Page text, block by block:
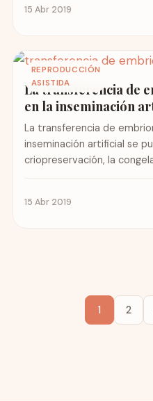
15 Abr 2019
REPRODUCCIÓN
ASISTIDA
La transferencia de
en la inseminación
La transferencia de
inseminación artificial se
criopreservación, la
15 Abr 2019
1 2